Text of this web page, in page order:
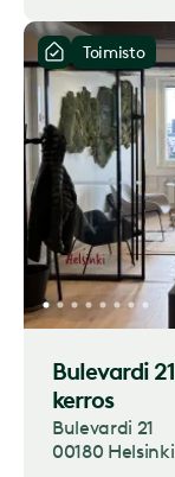
Toimisto
Bulevardi 21
kerros
Bulevardi 21
00180 Helsinki